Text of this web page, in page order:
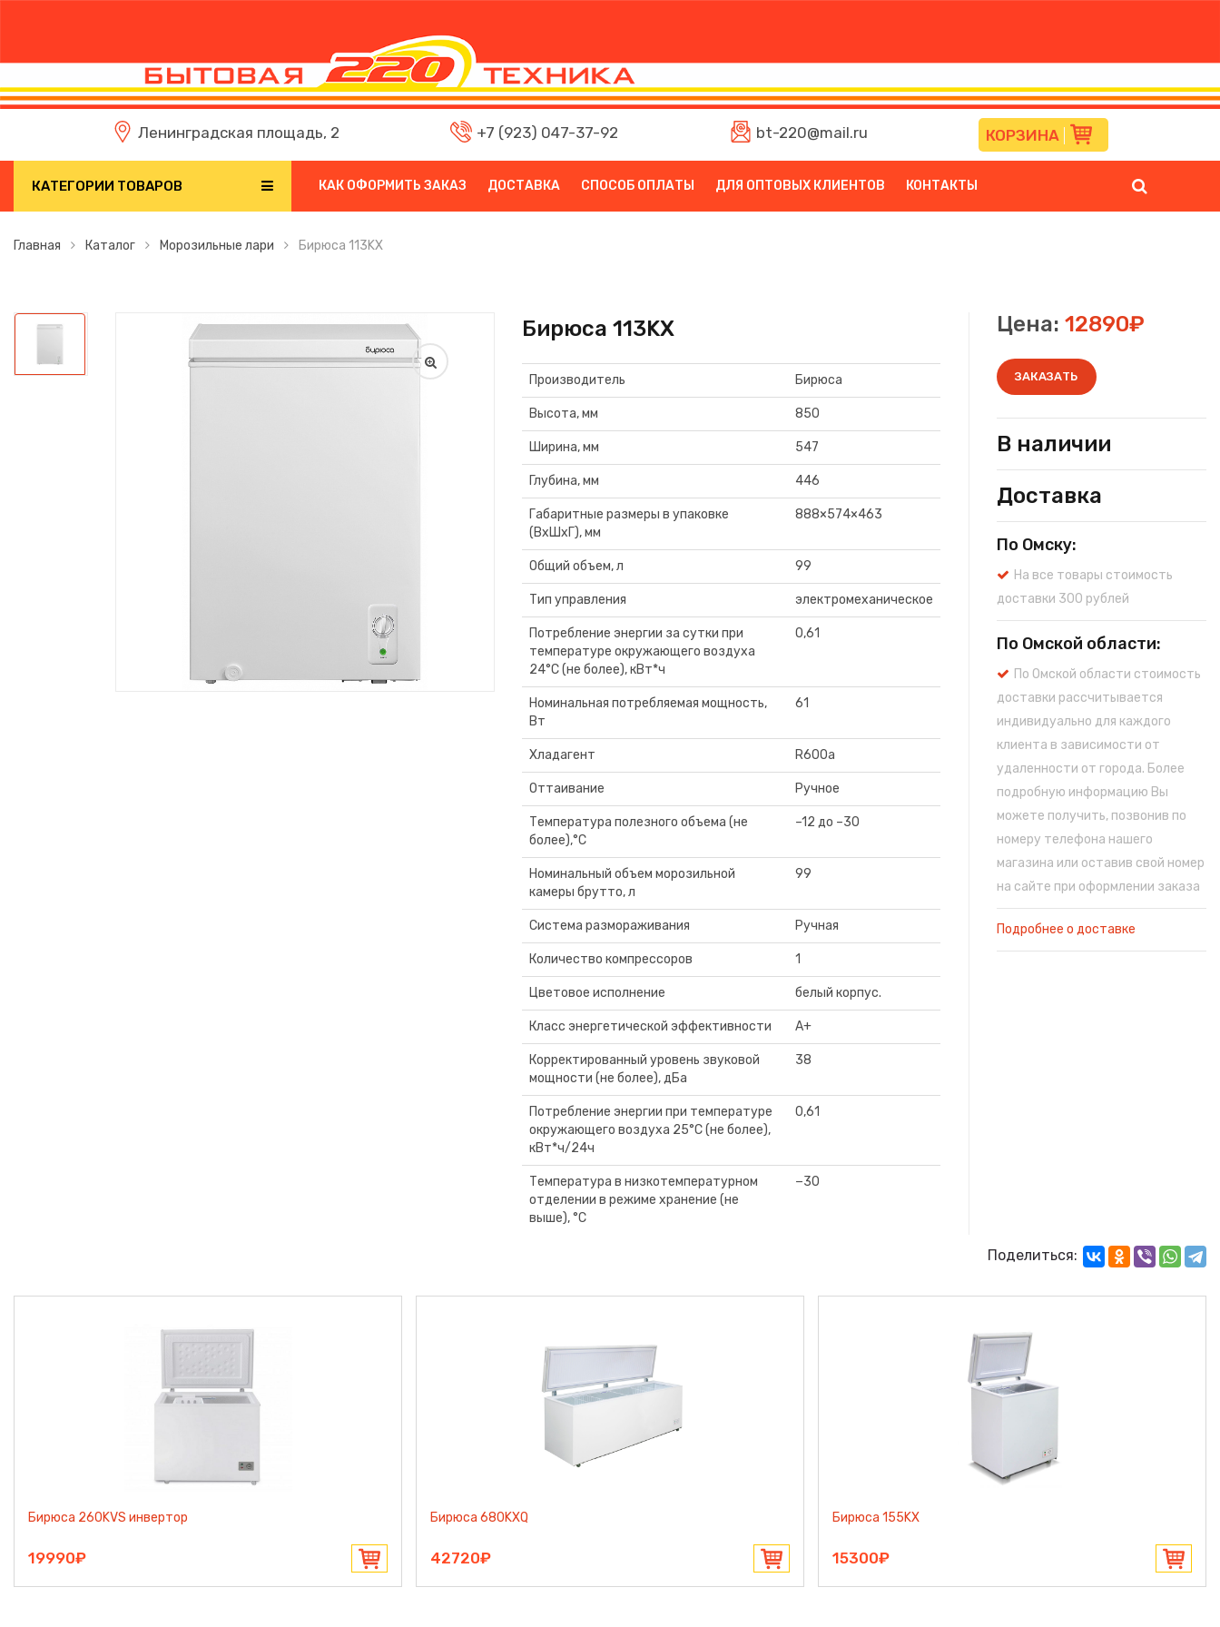
Ленинградская площадь, 2 +7 (923) 047-37-92 bt-220@mail.ru КОРЗИНА
КАТЕГОРИИ ТОВАРОВ КАК ОФОРМИТЬ ЗАКАЗ ДОСТАВКА СПОСОБ ОПЛАТЫ ДЛЯ ОПТОВЫХ КЛИЕНТОВ КОНТАКТЫ
Главная Каталог Морозильные лари Бирюса 113KX
Бирюса 113KX
Производитель Бирюса
Высота, мм 850
Ширина, мм 547
Глубина, мм 446
Габаритные размеры в упаковке
(ВхШхГ), мм
888×574×463
Общий объем, л 99
Тип управления электромеханическое
Потребление энергии за сутки при
температуре окружающего воздуха
24°C (не более), кВт*ч
0,61
Номинальная потребляемая мощность,
Вт
61
Хладагент R600a
Оттаивание Ручное
Температура полезного объема (не
более),°C
–12 до –30
Номинальный объем морозильной
камеры брутто, л
99
Система размораживания Ручная
Количество компрессоров 1
Цветовое исполнение белый корпус.
Класс энергетической эффективности A+
Корректированный уровень звуковой
мощности (не более), дБа
38
Потребление энергии при температуре
окружающего воздуха 25°C (не более),
кВт*ч/24ч
0,61
Температура в низкотемпературном
отделении в режиме хранение (не
выше), °C
−30
Цена: 12890₽
ЗАКАЗАТЬ
В наличии
Доставка
По Омску:
На все товары стоимость
доставки 300 рублей
По Омской области:
По Омской области стоимость
доставки рассчитывается
индивидуально для каждого
клиента в зависимости от
удаленности от города. Более
подробную информацию Вы
можете получить, позвонив по
номеру телефона нашего
магазина или оставив свой номер
на сайте при оформлении заказа
Подробнее о доставке
Поделиться:
Бирюса 260KVS инвертор
19990₽
Бирюса 680KXQ
42720₽
Бирюса 155KX
15300₽